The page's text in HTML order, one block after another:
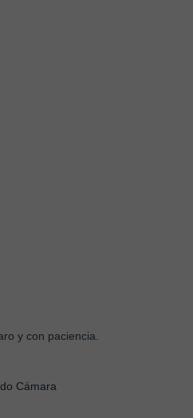
y con paciencia.
Cámara